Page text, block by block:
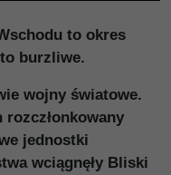
to okres
burzliwe.
wojny światowe.
rozczłonkowany
jednostki
wciągnęły Bliski